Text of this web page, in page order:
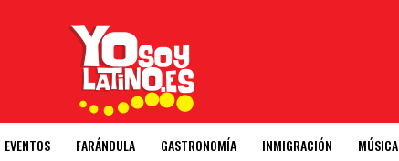
EVENTOS FARÁNDULA GASTRONOMÍA INMIGRACIÓN MÚSICA